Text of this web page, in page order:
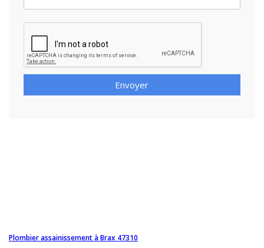
Envoyer
Plombier assainissement à Brax 47310